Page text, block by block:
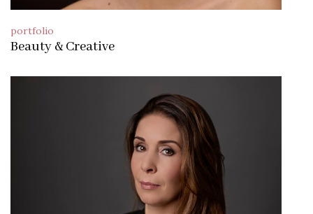
portfolio
Beauty & Creative